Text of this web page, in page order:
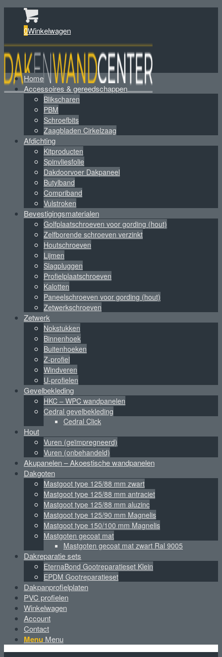
0Winkelwagen
Home
Accessoires & gereedschappen
Blikscharen
PBM
Schroefbits
Zaagbladen Cirkelzaag
Afdichting
Kitproducten
Spinvliesfolie
Dakdoorvoer Dakpaneel
Butylband
Compriband
Vulstroken
Bevestigingsmaterialen
Golfplaatschroeven voor gording (hout)
Zelfborende schroeven verzinkt
Houtschroeven
Lijmen
Slagpluggen
Profielplaatschroeven
Kalotten
Paneelschroeven voor gording (hout)
Zetwerkschroeven
Zetwerk
Nokstukken
Binnenhoek
Buitenhoeken
Z-profiel
Windveren
U-profielen
Gevelbekleding
HKC – WPC wandpanelen
Cedral gevelbekleding
Cedral Click
Hout
Vuren (geïmpregneerd)
Vuren (onbehandeld)
Akupanelen – Akoestische wandpanelen
Dakgoten
Mastgoot type 125/88 mm zwart
Mastgoot type 125/88 mm antraciet
Mastgoot type 125/88 mm aluzinc
Mastgoot type 125/90 mm Magnelis
Mastgoot type 150/100 mm Magnelis
Mastgoten gecoat mat
Mastgoten gecoat mat zwart Ral 9005
Dakreparatie sets
EternaBond Gootreparatieset Klein
EPDM Gootreparatieset
Dakpanprofielplaten
PVC profielen
Winkelwagen
Account
Contact
Menu Menu